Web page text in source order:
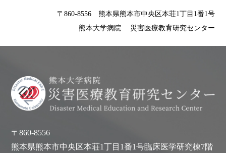
〒860-8556 熊本県熊本市中央区本荘1丁目1番1号
熊本大学病院 災害医療教育研究センター
〒860-8556
熊本県熊本市中央区本荘1丁目1番1号臨床医学研究棟7階